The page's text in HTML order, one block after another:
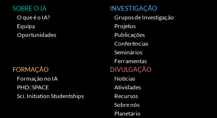
SOBRE O IA
O que é o IA?
Equipa
Oportunidades
INVESTIGAÇÃO
Grupos de Investigação
Projetos
Publicações
Conferências
Seminários
Ferramentas
FORMAÇÃO
Formação no IA
PHD::SPACE
Sci. Initiation Studentships
DIVULGAÇÃO
Notícias
Atividades
Recursos
Sobre nós
Planetário